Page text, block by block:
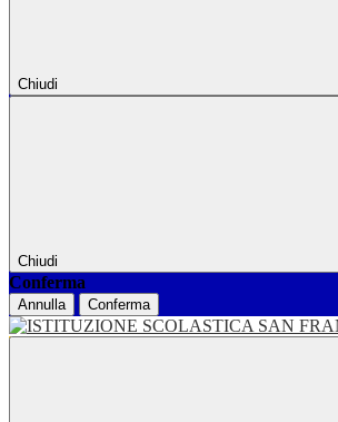
Chiudi
Chiudi
Conferma
Annulla Conferma